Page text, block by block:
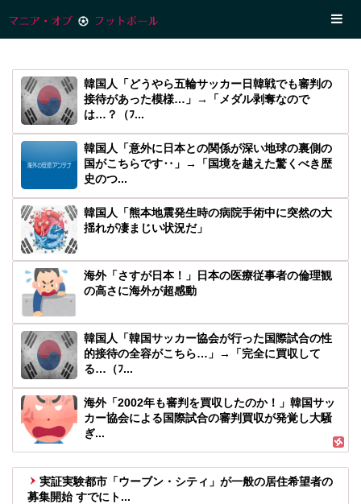
韓国人「どうやら五輪サッカー日韓戦でも審判の
接待があった模様…」→「メダル剥奪なので
は…？（ﾌ...
韓国人「意外に日本との関係が深い地球の裏側の
国がこちらです‥」→「国境を越えた驚くべき歴
史のつ...
韓国人「熊本地震発生時の病院手術中に突然の大
揺れが凄まじい状況だ」
海外「さすが日本！」日本の医療従事者の倫理観
の高さに海外が超感動
韓国人「韓国サッカー協会が行った国際試合の性
的接待の全容がこちら…」→「完全に買収して
る…（ﾌ...
海外「2002年も審判を買収したのか！」韓国サッ
カー協会による国際試合の審判買収が発覚し大騒
ぎ...
実証実験都市「ウーブン・シティ」が一般の居住希望者の
募集開始 すでにト...